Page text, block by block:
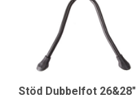
Stöd Dubbelfot 26&28"